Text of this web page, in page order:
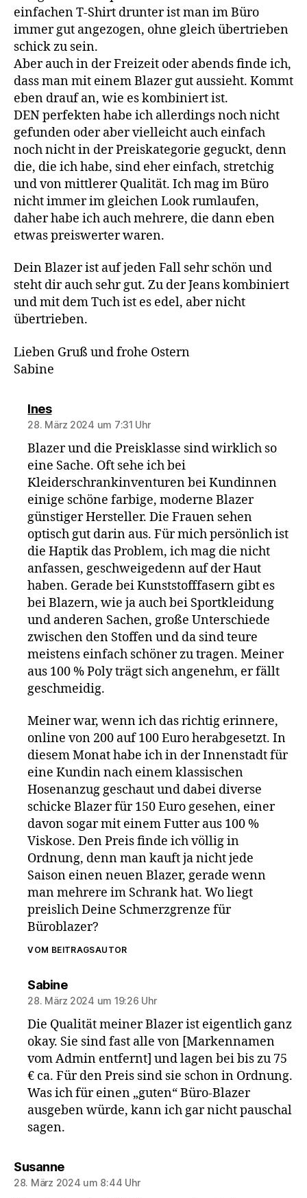
einfachen T-Shirt drunter ist man im Büro
immer gut angezogen, ohne gleich übertrieben
schick zu sein.
Aber auch in der Freizeit oder abends finde ich,
dass man mit einem Blazer gut aussieht. Kommt
eben drauf an, wie es kombiniert ist.
DEN perfekten habe ich allerdings noch nicht
gefunden oder aber vielleicht auch einfach
noch nicht in der Preiskategorie geguckt, denn
die, die ich habe, sind eher einfach, stretchig
und von mittlerer Qualität. Ich mag im Büro
nicht immer im gleichen Look rumlaufen,
daher habe ich auch mehrere, die dann eben
etwas preiswerter waren.
Dein Blazer ist auf jeden Fall sehr schön und
steht dir auch sehr gut. Zu der Jeans kombiniert
und mit dem Tuch ist es edel, aber nicht
übertrieben.
Lieben Gruß und frohe Ostern
Sabine
Inessagt:
28. März 2024 um 7:31 Uhr
Blazer und die Preisklasse sind wirklich so
eine Sache. Oft sehe ich bei
Kleiderschrankinventuren bei Kundinnen
einige schöne farbige, moderne Blazer
günstiger Hersteller. Die Frauen sehen
optisch gut darin aus. Für mich persönlich ist
die Haptik das Problem, ich mag die nicht
anfassen, geschweigedenn auf der Haut
haben. Gerade bei Kunststofffasern gibt es
bei Blazern, wie ja auch bei Sportkleidung
und anderen Sachen, große Unterschiede
zwischen den Stoffen und da sind teure
meistens einfach schöner zu tragen. Meiner
aus 100 % Poly trägt sich angenehm, er fällt
geschmeidig.
Meiner war, wenn ich das richtig erinnere,
online von 200 auf 100 Euro herabgesetzt. In
diesem Monat habe ich in der Innenstadt für
eine Kundin nach einem klassischen
Hosenanzug geschaut und dabei diverse
schicke Blazer für 150 Euro gesehen, einer
davon sogar mit einem Futter aus 100 %
Viskose. Den Preis finde ich völlig in
Ordnung, denn man kauft ja nicht jede
Saison einen neuen Blazer, gerade wenn
man mehrere im Schrank hat. Wo liegt
preislich Deine Schmerzgrenze für
Büroblazer?
VOM BEITRAGSAUTOR
Sabinesagt:
28. März 2024 um 19:26 Uhr
Die Qualität meiner Blazer ist eigentlich ganz
okay. Sie sind fast alle von [Markennamen
vom Admin entfernt] und lagen bei bis zu 75
€ ca. Für den Preis sind sie schon in Ordnung.
Was ich für einen „guten“ Büro-Blazer
ausgeben würde, kann ich gar nicht pauschal
sagen.
Susannesagt:
28. März 2024 um 8:44 Uhr